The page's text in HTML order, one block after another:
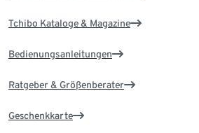
Tchibo Kataloge & Magazine
Bedienungsanleitungen
Ratgeber & Größenberater
Geschenkkarte